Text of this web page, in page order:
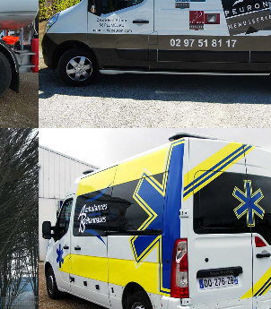
Marquage véhicules
AMBULANCES
Panneaux